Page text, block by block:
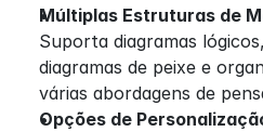
Múltiplas Estruturas de
Suporta diagramas
diagramas de peixe e
várias abordagens de
Opções de